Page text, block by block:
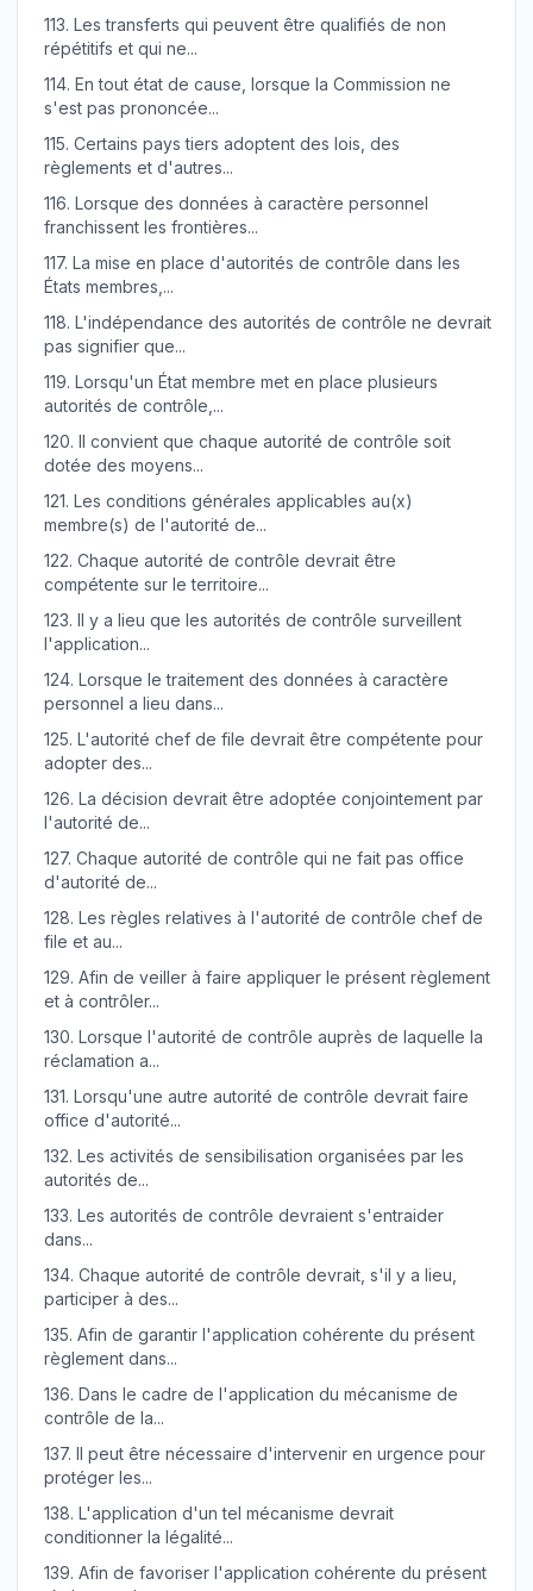
113. Les transferts qui peuvent être qualifiés de non
répétitifs et qui ne...
114. En tout état de cause, lorsque la Commission ne
s'est pas prononcée...
115. Certains pays tiers adoptent des lois, des
règlements et d'autres...
116. Lorsque des données à caractère personnel
franchissent les frontières...
117. La mise en place d'autorités de contrôle dans les
États membres,...
118. L'indépendance des autorités de contrôle ne devrait
pas signifier que...
119. Lorsqu'un État membre met en place plusieurs
autorités de contrôle,...
120. Il convient que chaque autorité de contrôle soit
dotée des moyens...
121. Les conditions générales applicables au(x)
membre(s) de l'autorité de...
122. Chaque autorité de contrôle devrait être
compétente sur le territoire...
123. Il y a lieu que les autorités de contrôle surveillent
l'application...
124. Lorsque le traitement des données à caractère
personnel a lieu dans...
125. L'autorité chef de file devrait être compétente pour
adopter des...
126. La décision devrait être adoptée conjointement par
l'autorité de...
127. Chaque autorité de contrôle qui ne fait pas office
d'autorité de...
128. Les règles relatives à l'autorité de contrôle chef de
file et au...
129. Afin de veiller à faire appliquer le présent règlement
et à contrôler...
130. Lorsque l'autorité de contrôle auprès de laquelle la
réclamation a...
131. Lorsqu'une autre autorité de contrôle devrait faire
office d'autorité...
132. Les activités de sensibilisation organisées par les
autorités de...
133. Les autorités de contrôle devraient s'entraider
dans...
134. Chaque autorité de contrôle devrait, s'il y a lieu,
participer à des...
135. Afin de garantir l'application cohérente du présent
règlement dans...
136. Dans le cadre de l'application du mécanisme de
contrôle de la...
137. Il peut être nécessaire d'intervenir en urgence pour
protéger les...
138. L'application d'un tel mécanisme devrait
conditionner la légalité...
139. Afin de favoriser l'application cohérente du présent